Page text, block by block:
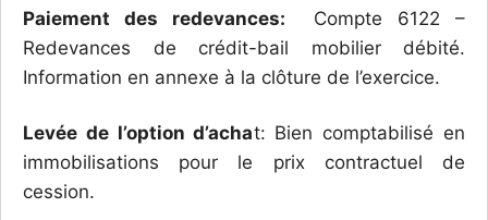
Paiement des redevances: Compte 6122 –
Redevances de crédit-bail mobilier débité.
Information en annexe à la clôture de l’exercice.
Levée de l’option d’achat: Bien comptabilisé en
immobilisations pour le prix contractuel de
cession.